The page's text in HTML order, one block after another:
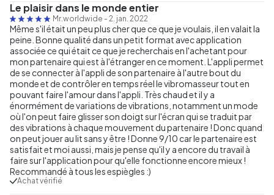
Le plaisir dans le monde entier
Mr.worldwide - 2. jan. 2022
Même s'il était un peu plus cher que ce que je voulais, il en valait la
peine. Bonne qualité dans un petit format avec application
associée ce qui était ce que je recherchais en l'achetant pour
mon partenaire qui est à l'étranger en ce moment. L'appli permet
de se connecter à l'appli de son partenaire à l'autre bout du
monde et de contrôler en temps réel le vibromasseur tout en
pouvant faire l'amour dans l'appli. Très chaud et il y a
énormément de variations de vibrations, notamment un mode
où l'on peut faire glisser son doigt sur l'écran qui se traduit par
des vibrations à chaque mouvement du partenaire ! Donc quand
on peut jouer au lit sans y être ! Donne 9/10 car le partenaire est
satisfait et moi aussi, mais je pense qu'il y a encore du travail à
faire sur l'application pour qu'elle fonctionne encore mieux !
Recommandé à tous les espiègles :)
Achat vérifié